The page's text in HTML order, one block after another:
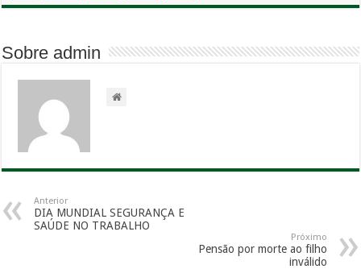
Sobre admin
Anterior
DIA MUNDIAL SEGURANÇA E
SAÚDE NO TRABALHO
Próximo
Pensão por morte ao filho
inválido